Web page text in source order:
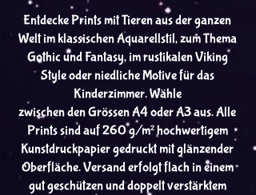
Entdecke Prints mit Tieren aus der ganzen
Welt im klassischen Aquarellstil, zum Thema
Gothic und Fantasy, im rustikalen Viking
Style oder niedliche Motive für das
Kinderzimmer. Wähle
zwischen den Grössen A4 oder A3 aus. Alle
Prints sind auf 260 g/m² hochwertigem
Kunstdruckpapier gedruckt mit glänzender
Oberfläche. Versand erfolgt flach in einem
gut geschützen und doppelt verstärktem